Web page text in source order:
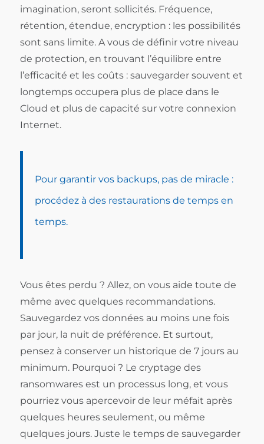
imagination, seront sollicités. Fréquence,
rétention, étendue, encryption : les possibilités
sont sans limite. A vous de définir votre niveau
de protection, en trouvant l’équilibre entre
l’efficacité et les coûts : sauvegarder souvent et
longtemps occupera plus de place dans le
Cloud et plus de capacité sur votre connexion
Internet.
Pour garantir vos backups, pas de miracle :
procédez à des restaurations de temps en
temps.
Vous êtes perdu ? Allez, on vous aide toute de
même avec quelques recommandations.
Sauvegardez vos données au moins une fois
par jour, la nuit de préférence. Et surtout,
pensez à conserver un historique de 7 jours au
minimum. Pourquoi ? Le cryptage des
ransomwares est un processus long, et vous
pourriez vous apercevoir de leur méfait après
quelques heures seulement, ou même
quelques jours. Juste le temps de sauvegarder